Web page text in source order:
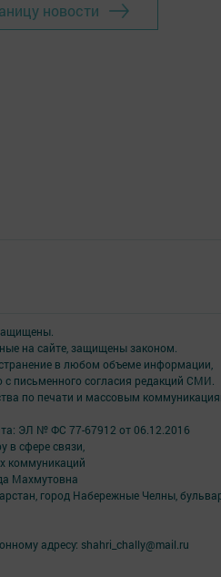
новости
на сайте, защищены законом.
в любом объеме информации,
письменного согласия редакций СМИ.
по печати и массовым
ЭЛ № ФС 77-67912 от 06.12.2016
в сфере связи,
коммуникаций
Махмутовна
город Набережные Челны,
адресу: shahri_chally@mail.ru